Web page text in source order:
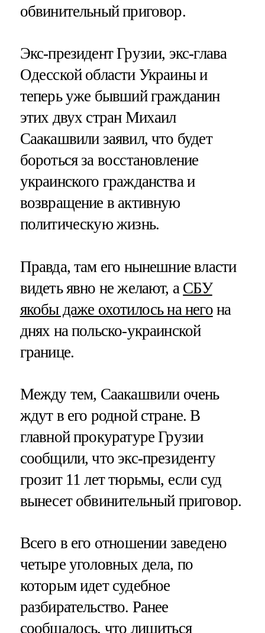
обвинительный приговор.
Экс-президент Грузии, экс-глава
Одесской области Украины и
теперь уже бывший гражданин
этих двух стран Михаил
Саакашвили заявил, что будет
бороться за восстановление
украинского гражданства и
возвращение в активную
политическую жизнь.
Правда, там его нынешние власти
видеть явно не желают, а СБУ
якобы даже охотилось на негона
днях на польско-украинской
границе.
Между тем, Саакашвили очень
ждут в его родной стране. В
главной прокуратуре Грузии
сообщили, что экс-президенту
грозит 11 лет тюрьмы, если суд
вынесет обвинительный приговор.
Всего в его отношении заведено
четыре уголовных дела, по
которым идет судебное
разбирательство. Ранее
сообщалось, что лишиться